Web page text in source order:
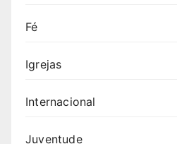
Fé
Igrejas
Internacional
Juventude